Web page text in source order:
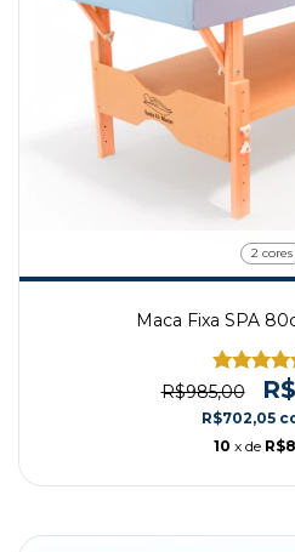
2 cores
Maca Fixa SPA
R$985,00
R$702,05
10 x de